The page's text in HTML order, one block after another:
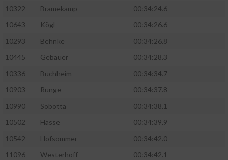
10322
Bramekamp
00:34:24.6
10643
Kögl
00:34:26.6
10293
Behnke
00:34:26.8
10445
Gebauer
00:34:28.3
10336
Buchheim
00:34:34.7
10903
Runge
00:34:37.8
10990
Sobotta
00:34:38.1
10502
Hasse
00:34:39.9
10542
Hofsommer
00:34:42.0
11096
Westerhoff 00:34:42.1